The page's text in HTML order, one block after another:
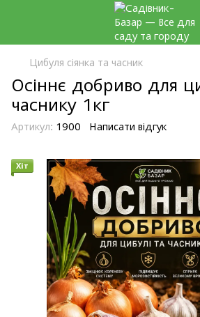
Цибуля сіянка та часник
Осіннє добриво для
часнику 1кг
Артикул: 1900 Написати відгук
Хіт